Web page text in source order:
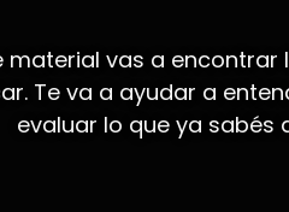
material vas a
Te va a ayudar a
evaluar lo que ya sabés